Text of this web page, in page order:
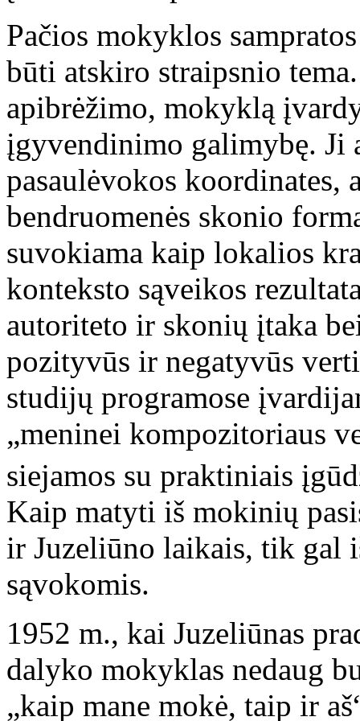
Pačios mokyklos
būti atskiro straipsnio
apibrėžimo, mokyklą
įgyvendinimo galimybę. Ji
pasaulėvokos
bendruomenės skonio
suvokiama kaip lokalios
konteksto sąveikos
autoriteto ir skonių įtaka
pozityvūs ir negatyvūs
studijų programose
„meninei kompozitoriaus
siejamos su praktiniais
Kaip matyti iš mokinių
ir Juzeliūno laikais, tik gal
sąvokomis.
1952 m., kai Juzeliūnas
dalyko mokyklas nedaug
„kaip mane mokė, taip ir